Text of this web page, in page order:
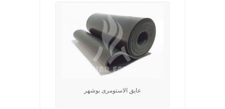
عایق الاستومری بوشهر